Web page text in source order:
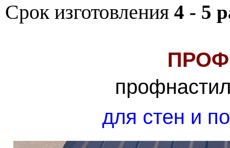
Срок изготовления 4 - 5
для стен и